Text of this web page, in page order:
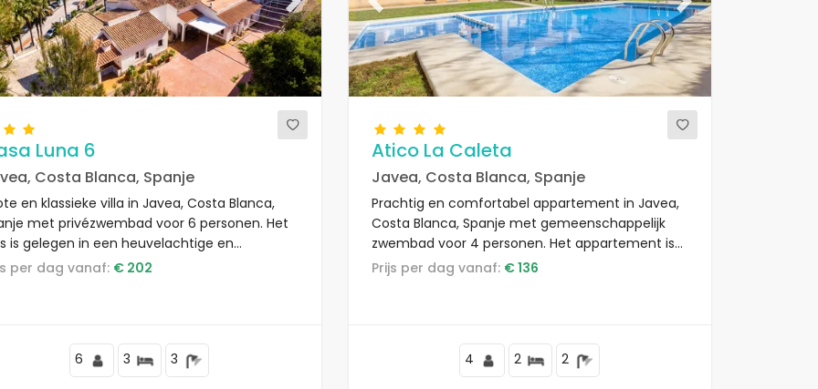
Next
Luna 6
Costa Blanca, Spanje
en klassieke villa in Javea, Costa Blanca,
met privézwembad voor 6 personen. Het
is gelegen in een heuvelachtige en
badplaats, dicht bij restaurants en
per dag vanaf: € 202
6 3 3
Previous Next
Atico La Caleta
Javea, Costa Blanca, Spanje
Prachtig en comfortabel appartement in Javea,
Costa Blanca, Spanje met gemeenschappelijk
zwembad voor 4 personen. Het appartement is
gelegen in een residentieel strandgebied en ligt
Prijs per dag vanaf: € 136
4 2 2